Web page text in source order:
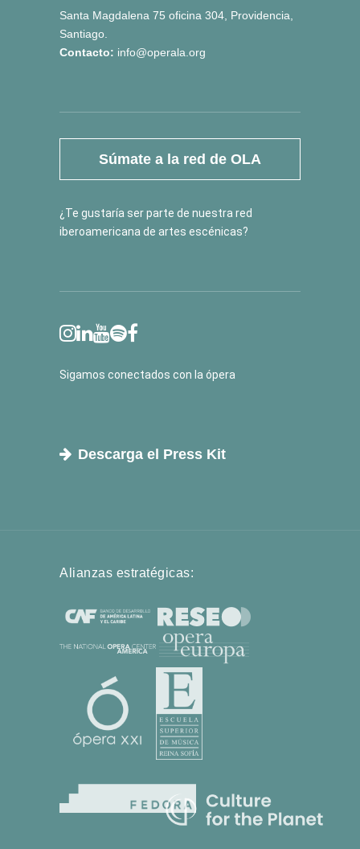
Santa Magdalena 75 oficina 304, Providencia,
Santiago.
Contacto: info@operala.org
Súmate a la red de OLA
¿Te gustaría ser parte de nuestra red
iberoamericana de artes escénicas?
Sigamos conectados con la ópera
Descarga el Press Kit
Alianzas estratégicas: